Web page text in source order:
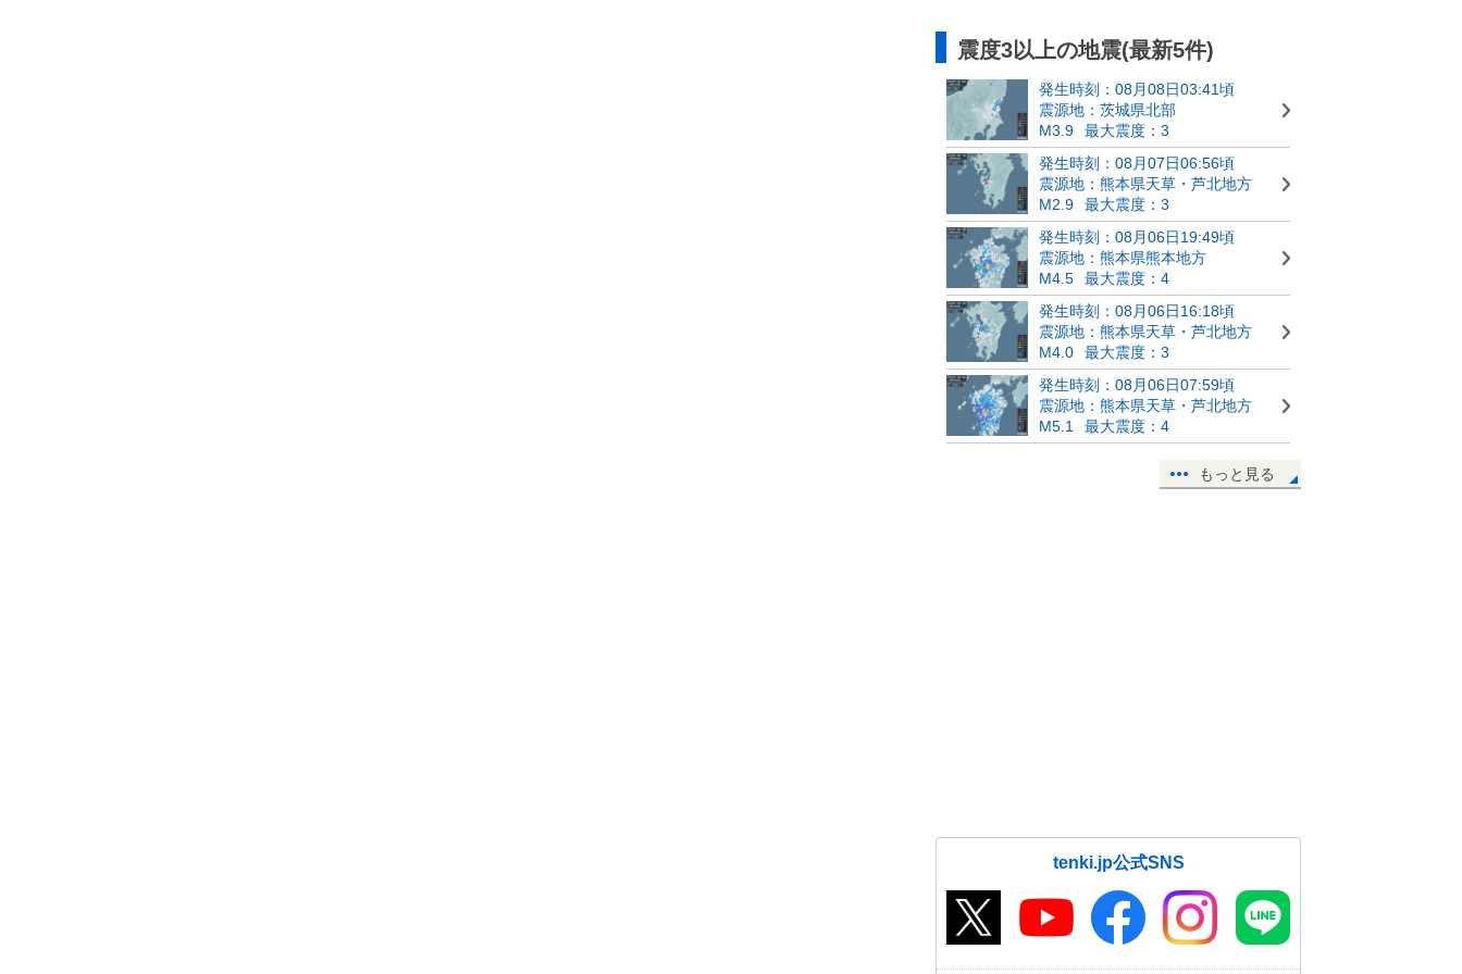
震度3以上の地震(最新5件)
発生時刻：08月08日03:41頃
震源地：茨城県北部
M3.9
最大震度：3
発生時刻：08月07日06:56頃
震源地：熊本県天草・芦北地方
M2.9
最大震度：3
発生時刻：08月06日19:49頃
震源地：熊本県熊本地方
M4.5
最大震度：4
発生時刻：08月06日16:18頃
震源地：熊本県天草・芦北地方
M4.0
最大震度：3
発生時刻：08月06日07:59頃
震源地：熊本県天草・芦北地方
M5.1
最大震度：4
もっと見る
tenki.jp公式SNS